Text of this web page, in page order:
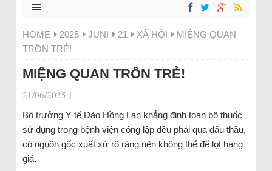
HOME 2025 JUNI 21 XÃ HỘI
MIỆNG QUAN
TRÔN TRẺ!
MIỆNG QUAN TRÔN TRẺ!
21/06/2025 |
Bộ trưởng Y tế Đào Hồng Lan khẳng định toàn bộ thuốc
sử dụng trong bệnh viện công lập đều phải qua đấu thầu,
có nguồn gốc xuất xứ rõ ràng nên không thể để lọt hàng
giả.